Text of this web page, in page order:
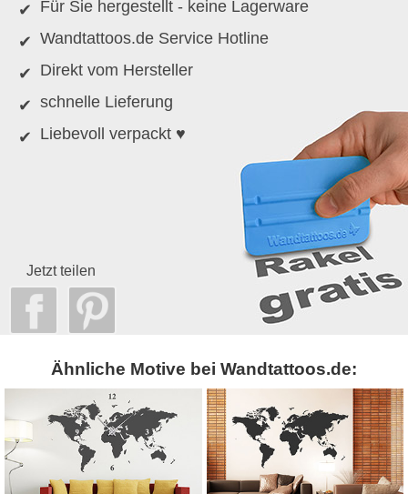
Für Sie hergestellt - keine Lagerware
Wandtattoos.de Service Hotline
Direkt vom Hersteller
schnelle Lieferung
Liebevoll verpackt ♥
Jetzt teilen
Ähnliche Motive bei Wandtattoos.de: